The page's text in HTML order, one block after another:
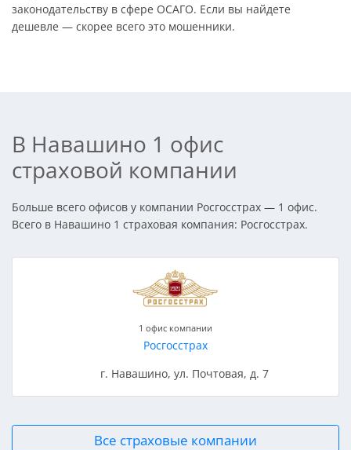
законодательству в сфере ОСАГО. Если вы найдете
дешевле — скорее всего это мошенники.
В Навашино 1 офис
страховой компании
Больше всего офисов у компании Росгосстрах — 1 офис.
Всего в Навашино 1 страховая компания: Росгосстрах.
1 офис компании
Росгосстрах
г. Навашино, ул. Почтовая, д. 7
Все страховые компании